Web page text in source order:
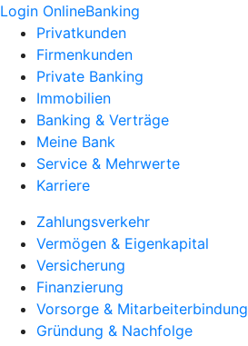
Login OnlineBanking
Privatkunden
Firmenkunden
Private Banking
Immobilien
Banking & Verträge
Meine Bank
Service & Mehrwerte
Karriere
Zahlungsverkehr
Vermögen & Eigenkapital
Versicherung
Finanzierung
Vorsorge & Mitarbeiterbindung
Gründung & Nachfolge